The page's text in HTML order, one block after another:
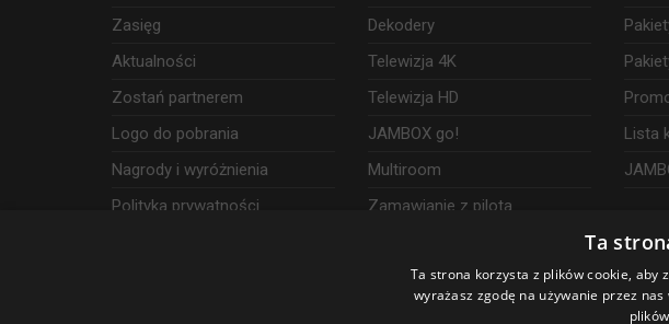
Zasięg
Aktualności
Zostań partnerem
Logo do pobrania
Nagrody i wyróżnienia
Polityka prywatności
Dekodery
Telewizja 4K
Telewizja HD
JAMBOX go!
Multiroom
Zamawianie z pilota
Lista
Ta
Ta strona korzysta z plików cookie, aby
wyrażasz zgodę na używanie przez